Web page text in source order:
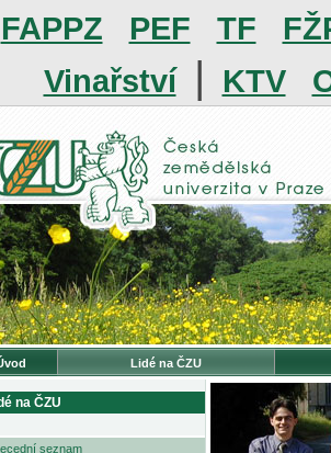
FAPPZ PEF TF
Vinařství | KTV
Lidé na ČZU
na ČZU
seznam